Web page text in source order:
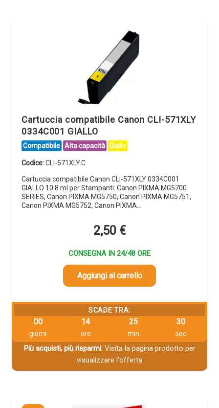
Cartuccia compatibile Canon CLI-571XLY
0334C001 GIALLO
Compatibile Alta capacità Giallo
Codice:CLI-571XLY.C
Cartuccia compatibile Canon CLI-571XLY 0334C001
GIALLO 10.8 ml per Stampanti: Canon PIXMA MG5700
SERIES, Canon PIXMA MG5750, Canon PIXMA MG5751,
Canon PIXMA MG5752, Canon PIXMA…
2,50 €
CONSEGNA IN 24/48 ORE
Aggiungi al carrello
SCADE TRA:
00
giorni
14
ore
25
min
29
sec
Più acquisti, più risparmi:Visita la pagina prodotto per
visualizzare l'offerta